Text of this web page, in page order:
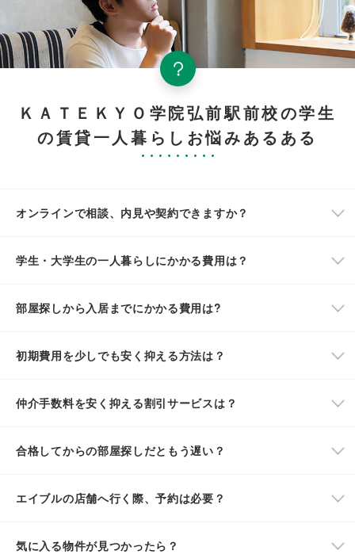
ＫＡＴＥＫＹＯ学院弘前駅前校の学生
の賃貸一人暮らしお悩みあるある
オンラインで相談、内見や契約できますか？
学生・大学生の一人暮らしにかかる費用は？
部屋探しから入居までにかかる費用は?
初期費用を少しでも安く抑える方法は？
仲介手数料を安く抑える割引サービスは？
合格してからの部屋探しだともう遅い？
エイブルの店舗へ行く際、予約は必要？
気に入る物件が見つかったら？